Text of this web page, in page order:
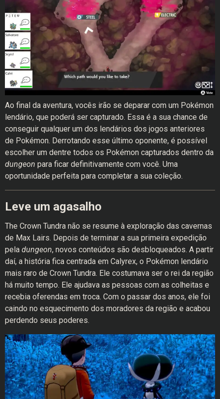
Ao final da aventura, vocês irão se deparar com um Pokémon
lendário, que poderá ser capturado. Essa é a sua chance de
conseguir qualquer um dos lendários dos jogos anteriores
de Pokémon. Derrotando esse último oponente, é possível
escolher um dentre todos os Pokémon capturados dentro da
dungeon para ficar definitivamente com você. Uma
oportunidade perfeita para completar a sua coleção.
Leve um agasalho
The Crown Tundra não se resume à exploração das cavernas
de Max Lairs. Depois de terminar a sua primeira expedição
pela dungeon, novos conteúdos são desbloqueados. A partir
daí, a história fica centrada em Calyrex, o Pokémon lendário
mais raro de Crown Tundra. Ele costumava ser o rei da região
há muito tempo. Ele ajudava as pessoas com as colheitas e
recebia oferendas em troca. Com o passar dos anos, ele foi
caindo no esquecimento dos moradores da região e acabou
perdendo seus poderes.